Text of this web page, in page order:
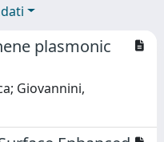
plasmonic
Giovannini,